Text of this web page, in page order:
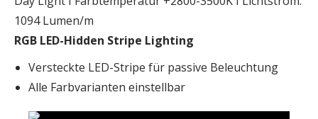
1094 Lumen/m
RGB LED-Hidden Stripe Lighting
Versteckte LED-Stripe für passive Beleuchtung
Alle Farbvarianten einstellbar